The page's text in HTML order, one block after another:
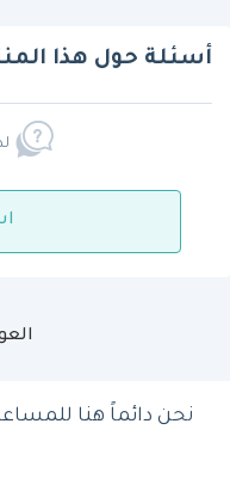
أسئلة حول هذا
نحن دائماً هنا